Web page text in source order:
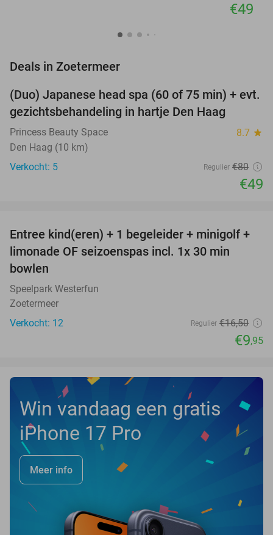
€49
Deals in Zoetermeer
39%
NEW
TODAY
(Duo) Japanese head spa (60 of 75 min) + evt.
gezichtsbehandeling in hartje Den Haag
Princess Beauty Space 8.7 star
Den Haag (10 km)
Verkocht: 5
Regulier €80
€49
40%
TODAY
Entree kind(eren) + 1 begeleider + minigolf +
limonade OF seizoenspas incl. 1x 30 min
bowlen
Speelpark Westerfun
Zoetermeer
Verkocht: 12
Regulier €16,50
€9,95
Win vandaag een gratis
iPhone 17 Pro
Meer info